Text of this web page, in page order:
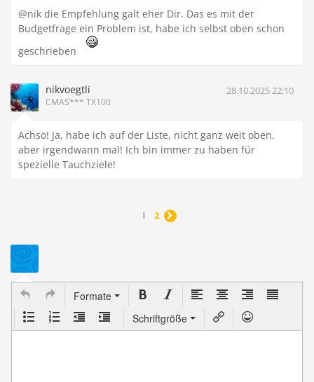
@nik die Empfehlung galt eher Dir. Das es mit der
Budgetfrage ein Problem ist, habe ich selbst oben schon
geschrieben
nikvoegtli
CMAS*** TX100
28.10.2025 22:10
Achso! Ja, habe ich auf der Liste, nicht ganz weit oben,
aber irgendwann mal! Ich bin immer zu haben für
spezielle Tauchziele!
1 2 
Formate
Schriftgröße